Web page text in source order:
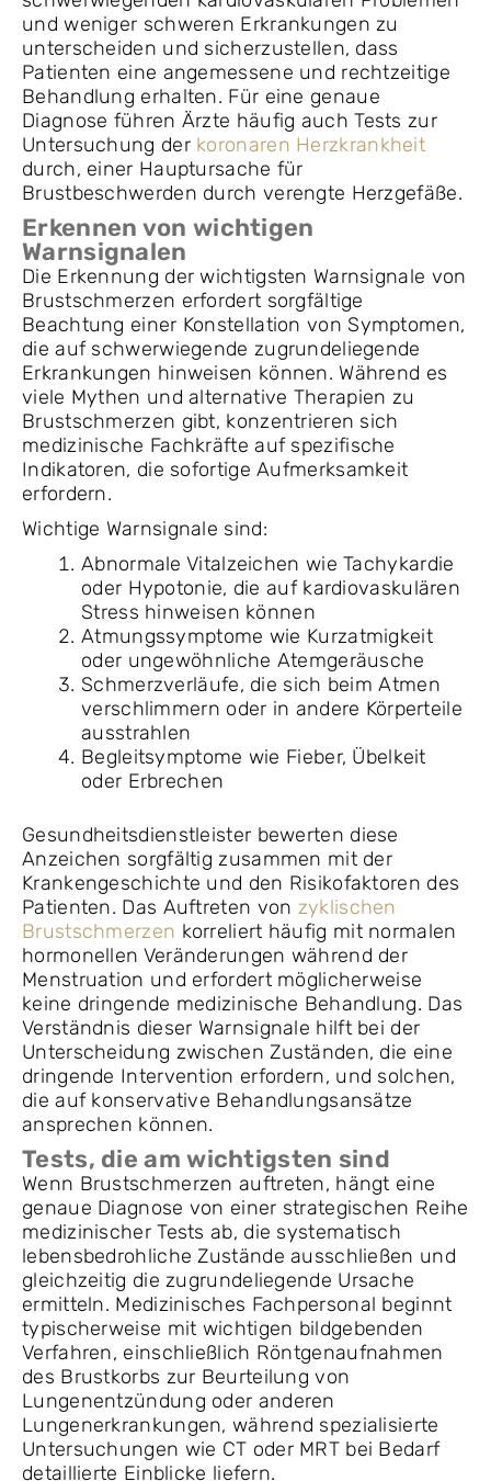
und weniger schweren Erkrankungen zu
unterscheiden und sicherzustellen, dass
Patienten eine angemessene und rechtzeitige
Behandlung erhalten. Für eine genaue
Diagnose führen Ärzte häufig auch Tests zur
Untersuchung der koronaren Herzkrankheit
durch, einer Hauptursache für
Brustbeschwerden durch verengte Herzgefäße.
Erkennen von wichtigen
Warnsignalen
Die Erkennung der wichtigsten Warnsignale von
Brustschmerzen erfordert sorgfältige
Beachtung einer Konstellation von Symptomen,
die auf schwerwiegende zugrundeliegende
Erkrankungen hinweisen können. Während es
viele Mythen und alternative Therapien zu
Brustschmerzen gibt, konzentrieren sich
medizinische Fachkräfte auf spezifische
Indikatoren, die sofortige Aufmerksamkeit
erfordern.
Wichtige Warnsignale sind:
Abnormale Vitalzeichen wie Tachykardie
oder Hypotonie, die auf kardiovaskulären
Stress hinweisen können
Atmungssymptome wie Kurzatmigkeit
oder ungewöhnliche Atemgeräusche
Schmerzverläufe, die sich beim Atmen
verschlimmern oder in andere Körperteile
ausstrahlen
Begleitsymptome wie Fieber, Übelkeit
oder Erbrechen
Gesundheitsdienstleister bewerten diese
Anzeichen sorgfältig zusammen mit der
Krankengeschichte und den Risikofaktoren des
Patienten. Das Auftreten von zyklischen
Brustschmerzen korreliert häufig mit normalen
hormonellen Veränderungen während der
Menstruation und erfordert möglicherweise
keine dringende medizinische Behandlung. Das
Verständnis dieser Warnsignale hilft bei der
Unterscheidung zwischen Zuständen, die eine
dringende Intervention erfordern, und solchen,
die auf konservative Behandlungsansätze
ansprechen können.
Tests, die am wichtigsten sind
Wenn Brustschmerzen auftreten, hängt eine
genaue Diagnose von einer strategischen Reihe
medizinischer Tests ab, die systematisch
lebensbedrohliche Zustände ausschließen und
gleichzeitig die zugrundeliegende Ursache
ermitteln. Medizinisches Fachpersonal beginnt
typischerweise mit wichtigen bildgebenden
Verfahren, einschließlich Röntgenaufnahmen
des Brustkorbs zur Beurteilung von
Lungenentzündung oder anderen
Lungenerkrankungen, während spezialisierte
Untersuchungen wie CT oder MRT bei Bedarf
detaillierte Einblicke liefern.